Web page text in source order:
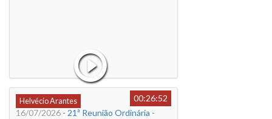
Helvécio Arantes
00:26:52
16/07/2026 - 21ª Reunião Ordinária -